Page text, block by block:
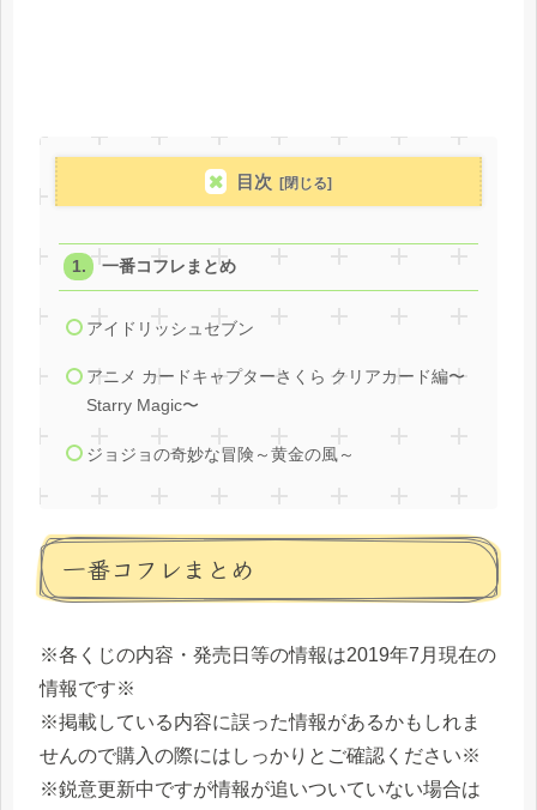
目次
一番コフレまとめ
アイドリッシュセブン
アニメ カードキャプターさくら クリアカード編〜
Starry Magic〜
ジョジョの奇妙な冒険～黄金の風～
一番コフレまとめ
※各くじの内容・発売日等の情報は2019年7月現在の
情報です※
※掲載している内容に誤った情報があるかもしれま
せんので購入の際にはしっかりとご確認ください※
※鋭意更新中ですが情報が追いついていない場合は